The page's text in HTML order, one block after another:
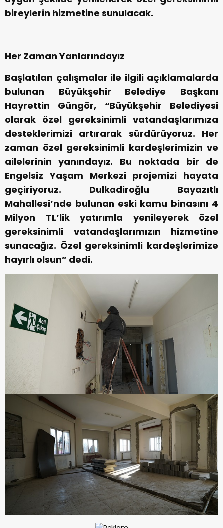
bireylerin hizmetine sunulacak.
Her Zaman Yanlarındayız
Başlatılan çalışmalar ile ilgili açıklamalarda
bulunan Büyükşehir Belediye Başkanı
Hayrettin Güngör, “Büyükşehir Belediyesi
olarak özel gereksinimli vatandaşlarımıza
desteklerimizi artırarak sürdürüyoruz. Her
zaman özel gereksinimli kardeşlerimizin ve
ailelerinin yanındayız. Bu noktada bir de
Engelsiz Yaşam Merkezi projemizi hayata
geçiriyoruz. Dulkadiroğlu Bayazıtlı
Mahallesi’nde bulunan eski kamu binasını 4
Milyon TL’lik yatırımla yenileyerek özel
gereksinimli vatandaşlarımızın hizmetine
sunacağız. Özel gereksinimli kardeşlerimize
hayırlı olsun” dedi.